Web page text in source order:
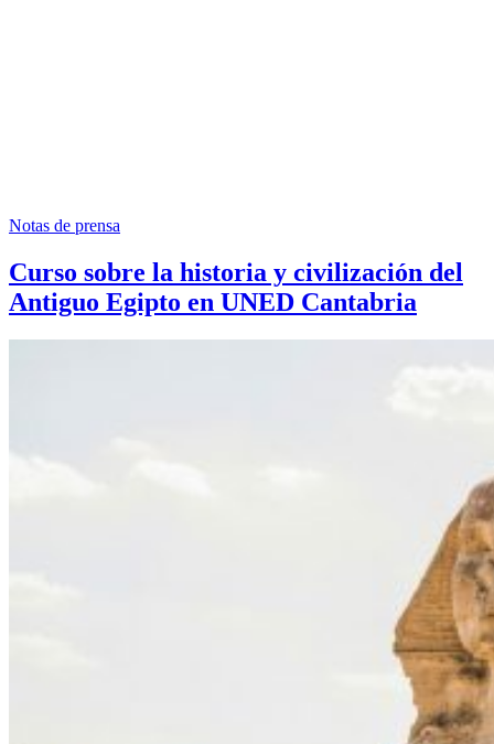
Notas de prensa
Curso sobre la historia y civilización del
Antiguo Egipto en UNED Cantabria